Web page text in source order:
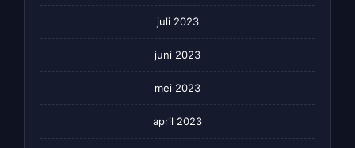
juli 2023
juni 2023
mei 2023
april 2023